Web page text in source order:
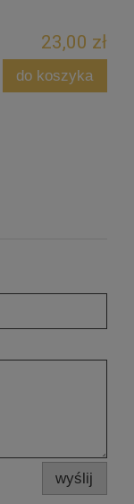
23,00 zł
do koszyka
wyślij